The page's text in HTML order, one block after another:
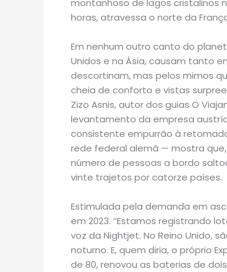
montanhoso de lagos cristalinos
horas, atravessa o norte da
Em nenhum outro canto do
Unidos e na Ásia, causam tanto
descortinam, mas pelos mimos
cheia de conforto e vistas
Zizo Asnis, autor dos guias O
levantamento da empresa
consistente empurrão à
rede federal alemã — mostra que,
número de pessoas a bordo
vinte trajetos por catorze países.
Estimulada pela demanda em
em 2023. “Estamos registrando
voz da Nightjet. No Reino Unido,
noturno. E, quem diria, o próprio
de 80, renovou as baterias de